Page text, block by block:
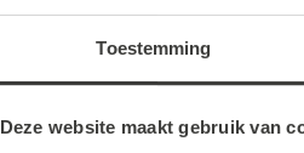
Toestemming
Deze website maakt gebruik van
Gratis